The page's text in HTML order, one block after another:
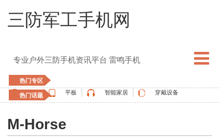
三防军工手机网
专业户外三防手机资讯平台 雷鸣手机
热门专区
手机
平板 智能家居 穿戴设备
热门话题
oukitel
ulefone vernee apple watch
M-Horse